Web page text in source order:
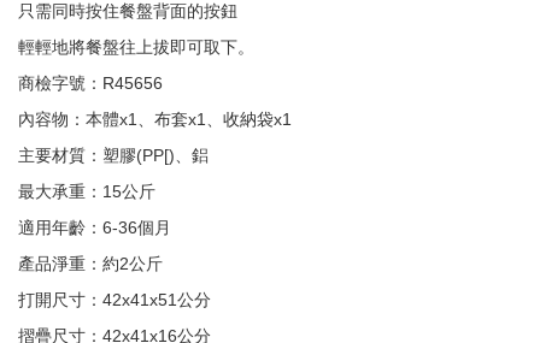
只需同時按住餐盤背面的按鈕
輕輕地將餐盤往上拔即可取下。
商檢字號：R45656
內容物：本體x1、布套x1、收納袋x1
主要材質：塑膠(PP[)、鋁
最大承重：15公斤
適用年齡：6-36個月
產品淨重：約2公斤
打開尺寸：42x41x51公分
摺疊尺寸：42x41x16公分